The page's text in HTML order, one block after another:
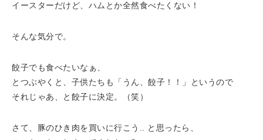
イースターだけど、ハムとか全然食べたくない！
そんな気分で。
餃子でも食べたいなぁ、
とつぶやくと、子供たちも「うん、餃子！！」というので
それじゃあ、と餃子に決定。（笑）
さて、豚のひき肉を買いに行こう.. と思ったら、